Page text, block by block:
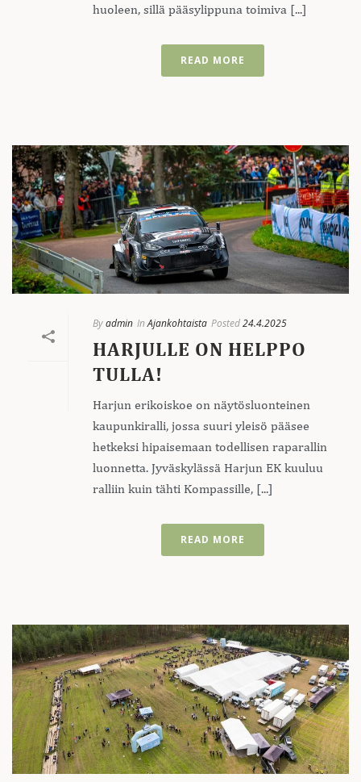
huoleen, sillä pääsylippuna toimiva [...]
READ MORE
Byadmin In Ajankohtaista Posted24.4.2025
HARJULLE ON HELPPO
TULLA!
Harjun erikoiskoe on näytösluonteinen
kaupunkiralli, jossa suuri yleisö pääsee
hetkeksi hipaisemaan todellisen raparallin
luonnetta. Jyväskylässä Harjun EK kuuluu
ralliin kuin tähti Kompassille, [...]
READ MORE